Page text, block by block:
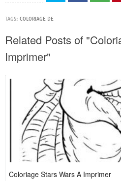
TAGS: COLORIAGE DE
Related Posts of
Imprimer"
Coloriage Stars Wars A Imprimer